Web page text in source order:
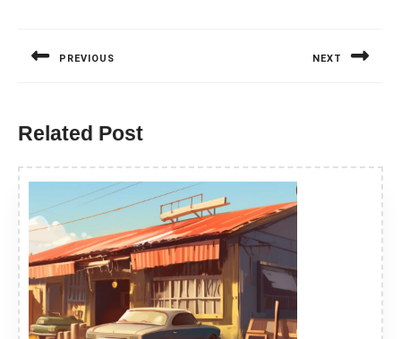
PREVIOUS NEXT
Related Post